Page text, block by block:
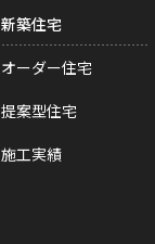
新築住宅
オーダー住宅
提案型住宅
施工実績